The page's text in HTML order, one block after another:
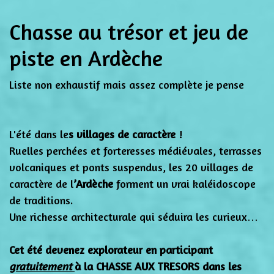
Chasse au trésor et jeu de
piste en Ardèche
Liste non exhaustif mais assez complète je pense
L'été dans les villages de caractère !
Ruelles perchées et forteresses médiévales, terrasses
volcaniques et ponts suspendus, les 20 villages de
caractère de l’Ardèche forment un vrai kaléidoscope
de traditions.
Une richesse architecturale qui séduira les curieux…
Cet été devenez explorateur en participant
gratuitementà la CHASSE AUX TRESORS dans les